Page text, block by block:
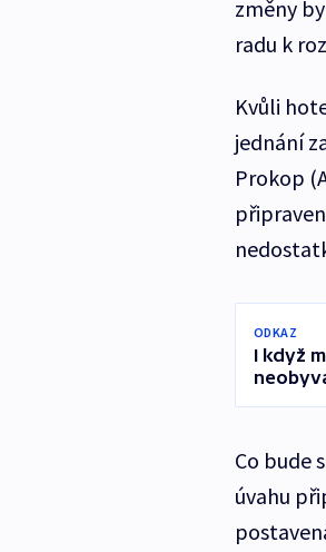
změny
radu k
Kvůli
jednání
Prokop
ODKAZ
I když
Co bude
úvahu